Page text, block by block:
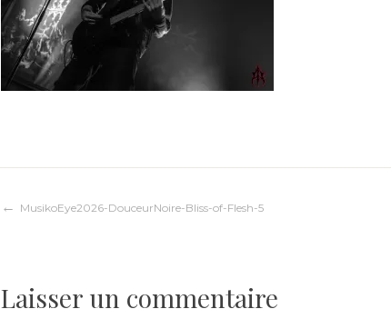
Navigation
MusikoEye2026-DouceurNoire-Bliss-of-Flesh-5
Laisser un commentaire